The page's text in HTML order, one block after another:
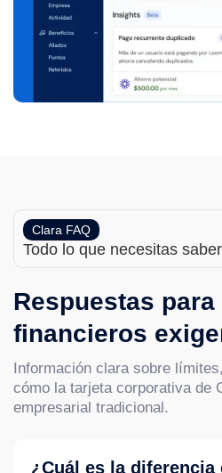
Clara FAQ
Todo lo que necesitas saber
Respuestas
financieros
Información clara sobre
cómo la tarjeta corporativa de
empresarial tradicional.
¿Cuál es la diferencia